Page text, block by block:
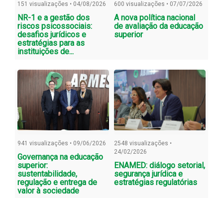
151 visualizações • 04/08/2026
NR-1 e a gestão dos
riscos psicossociais:
desafios jurídicos e
estratégias para as
instituições de...
600 visualizações • 07/07/2026
A nova política nacional
de avaliação da educação
superior
941 visualizações • 09/06/2026
Governança na educação
superior:
sustentabilidade,
regulação e entrega de
valor à sociedade
2548 visualizações •
24/02/2026
ENAMED: diálogo setorial,
segurança jurídica e
estratégias regulatórias